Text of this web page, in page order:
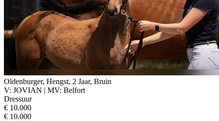
Oldenburger, Hengst, 2 Jaar, Bruin
V: JOVIAN | MV: Belfort
Dressuur
€ 10.000
€ 10.000